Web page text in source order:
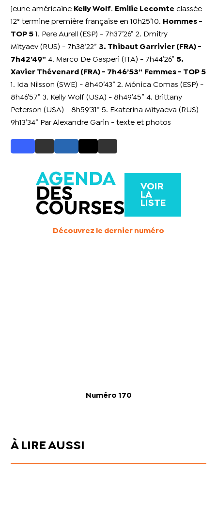
jeune américaine Kelly Wolf. Emilie Lecomte classée
12° termine première française en 10h25’10.
Hommes -
TOP 5 1. Pere Aurell (ESP) - 7h37’26” 2. Dmitry
Mityaev (RUS) - 7h38’22”3. Thibaut Garrivier (FRA) -
7h42’49” 4. Marco De Gasperi (ITA) - 7h44’26” 5.
Xavier Thévenard (FRA) - 7h46’53”
Femmes - TOP 5
1. Ida Nilsson (SWE) - 8h40’43” 2. Mónica Comas (ESP) -
8h46’57” 3. Kelly Wolf (USA) - 8h49’45” 4. Brittany
Peterson (USA) - 8h59’31” 5. Ekaterina Mityaeva (RUS) -
9h13’34” Par Alexandre Garin - texte et photos
AGENDA
DES
COURSES
VOIR
LA
LISTE
Découvrez le dernier numéro
Numéro 170
À LIRE AUSSI